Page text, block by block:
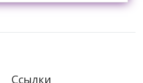
Ссылки